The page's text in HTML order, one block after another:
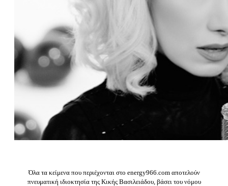
Όλα τα κείμενα που περιέχονται στο energy966.com αποτελούν
πνευματική ιδιοκτησία της Κικής Βασιλειάδου, βάσει του νόμου